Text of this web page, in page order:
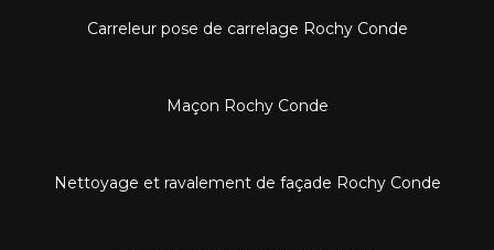
Carreleur pose de carrelage Rochy Conde
Maçon Rochy Conde
Nettoyage et ravalement de façade Rochy Conde